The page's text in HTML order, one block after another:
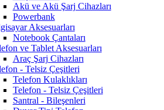
Akü ve Akü Şarj Cihazları
Powerbank
Aksesuarları
Notebook Çantaları
ve Tablet Aksesuarları
Araç Şarj Cihazları
- Telsiz Çeşitleri
Telefon Kulaklıkları
Telefon - Telsiz Çeşitleri
Santral - Bileşenleri